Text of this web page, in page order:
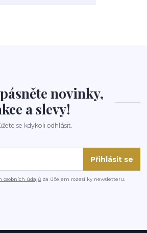
novinky,
a slevy!
se kdykoli odhlásit.
Přihlásit se
osobních údajů za účelem rozesílky newsletteru.